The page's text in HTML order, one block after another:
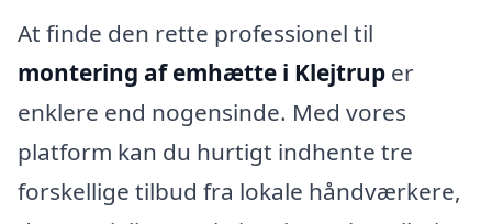
At finde den rette professionel til
montering af emhætte i Klejtrup er
enklere end nogensinde. Med vores
platform kan du hurtigt indhente tre
forskellige tilbud fra lokale håndværkere,